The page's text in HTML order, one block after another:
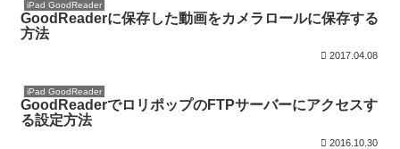
iPad GoodReader
GoodReaderに保存した動画をカメラロールに保存する
方法
2017.04.08
iPad GoodReader
GoodReaderでロリポップのFTPサーバーにアクセスす
る設定方法
2016.10.30